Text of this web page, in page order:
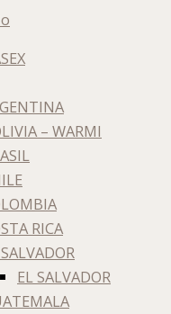
– WARMI
RICA
EL SALVADOR